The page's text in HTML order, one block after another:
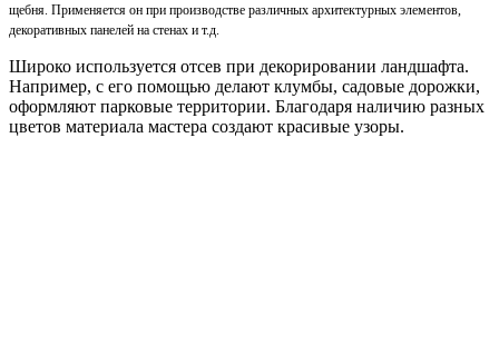
щебня. Применяется он при производстве различных архитектурных элементов,
декоративных панелей на стенах и т.д.
Широко используется отсев при декорировании ландшафта.
Например, с его помощью делают клумбы, садовые дорожки,
оформляют парковые территории. Благодаря наличию разных
цветов материала мастера создают красивые узоры.